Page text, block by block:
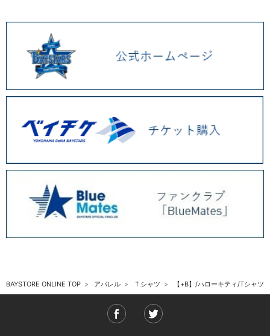
BAYSTORE ONLINE TOP アパレル Ｔシャツ 【+B】/ハローキティ/Tシャツ